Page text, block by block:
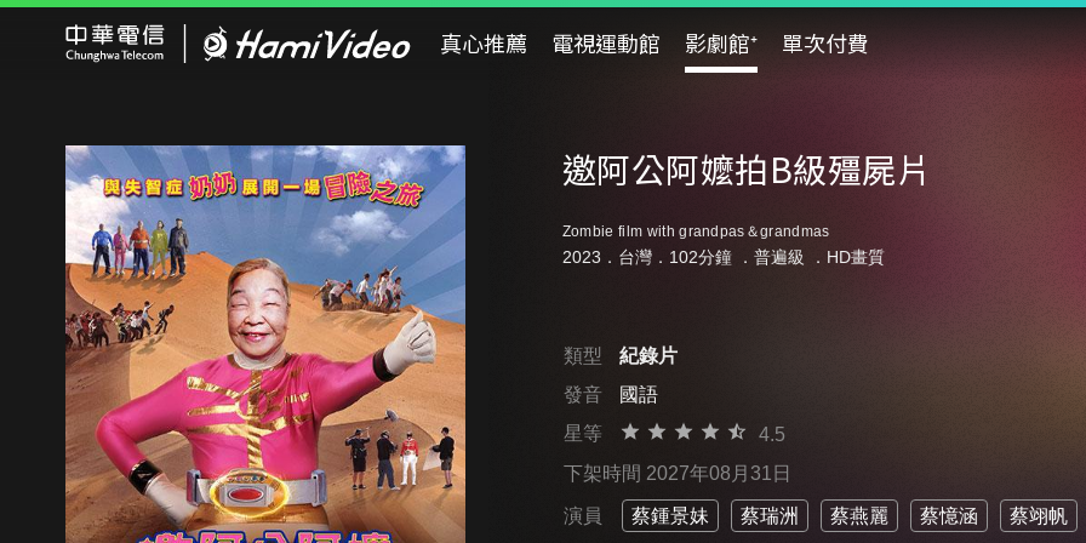
真心推薦 電視運動館 影劇館⁺ 單次付費
邀阿公阿嬤拍B級殭屍片
Zombie film with grandpas＆grandmas
2023．台灣．102分鐘 ． 普遍級 ．HD畫質
類型
紀錄片
發音
國語
星等
4.5
下架時間 2027年08月31日
演員 蔡鍾景妹 蔡瑞洲 蔡燕麗 蔡憶涵 蔡翊帆